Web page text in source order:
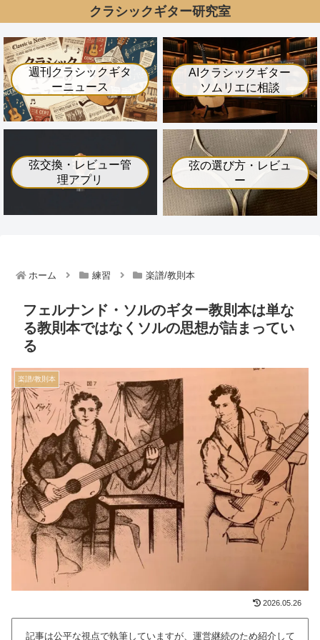
クラシックギター研究室
週刊クラシックギタ
ーニュース
AIクラシックギター
ソムリエに相談
弦交換・レビュー管
理アプリ
弦の選び方・レビュ
ー
ホーム 練習 楽譜/教則本
フェルナンド・ソルのギター教則本は単な
る教則本ではなくソルの思想が詰まってい
る
楽譜/教則本
2026.05.26
記事は公平な視点で執筆していますが、運営継続のため紹介して